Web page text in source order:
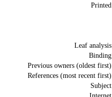
Printed
Leaf analysis
Binding
Previous owners (oldest first)
References (most recent first)
Subject